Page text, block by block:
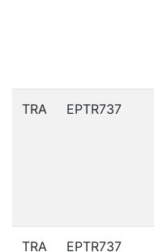
TRA EPTR737
TRA EPTR737